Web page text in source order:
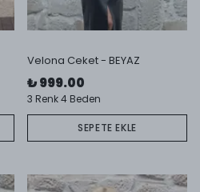
Velona Ceket - BEYAZ
₺ 999.00
3 Renk 4 Beden
SEPETE EKLE